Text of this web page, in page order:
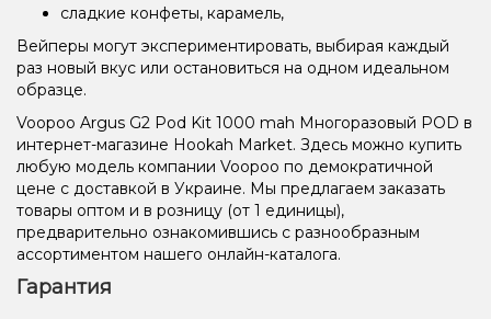
сладкие конфеты, карамель,
Вейперы могут экспериментировать, выбирая каждый
раз новый вкус или остановиться на одном идеальном
образце.
Voopoo Argus G2 Pod Kit 1000 mah Многоразовый POD в
интернет-магазине Hookah Market. Здесь можно купить
любую модель компании Voopoo по демократичной
цене с доставкой в Украине. Мы предлагаем заказать
товары оптом и в розницу (от 1 единицы),
предварительно ознакомившись с разнообразным
ассортиментом нашего онлайн-каталога.
Гарантия